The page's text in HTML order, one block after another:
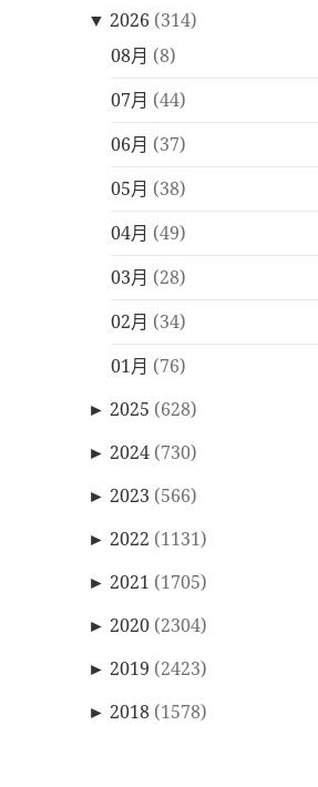
▼ 2026 (314)
08月 (8)
07月 (44)
06月 (37)
05月 (38)
04月 (49)
03月 (28)
02月 (34)
01月 (76)
► 2025 (628)
► 2024 (730)
► 2023 (566)
► 2022 (1131)
► 2021 (1705)
► 2020 (2304)
► 2019 (2423)
► 2018 (1578)